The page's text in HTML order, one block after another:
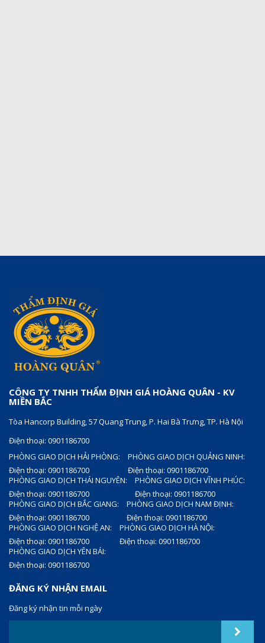
CÔNG TY TNHH THẨM ĐỊNH GIÁ HOÀNG QUÂN - KV
MIỀN BẮC
Tòa Hancorp Building, 57 Quang Trung, P. Hai Bà Trưng, TP. Hà Nội
Điện thoại: 0901186700
PHÒNG GIAO DỊCH HẢI PHÒNG:
Điện thoại: 0901186700
PHÒNG GIAO DỊCH QUẢNG NINH:
Điện thoại: 0901186700
PHÒNG GIAO DỊCH THÁI NGUYÊN:
Điện thoại: 0901186700
PHÒNG GIAO DỊCH VĨNH PHÚC:
Điện thoại: 0901186700
PHÒNG GIAO DỊCH BẮC GIANG:
Điện thoại: 0901186700
PHÒNG GIAO DỊCH NAM ĐỊNH:
Điện thoại: 0901186700
PHÒNG GIAO DỊCH NGHỆ AN:
Điện thoại: 0901186700
PHÒNG GIAO DỊCH HÀ NỘI:
Điện thoại: 0901186700
PHÒNG GIAO DỊCH YÊN BÁI:
Điện thoại: 0901186700
ĐĂNG KÝ NHẬN EMAIL
Đăng ký nhận tin mỗi ngày